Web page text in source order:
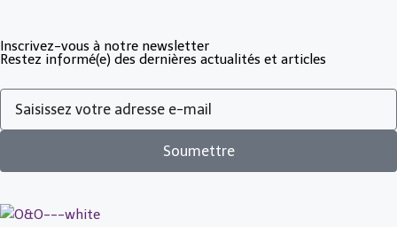
Inscrivez-vous à notre newsletter
Restez informé(e) des dernières actualités et articles
Soumettre